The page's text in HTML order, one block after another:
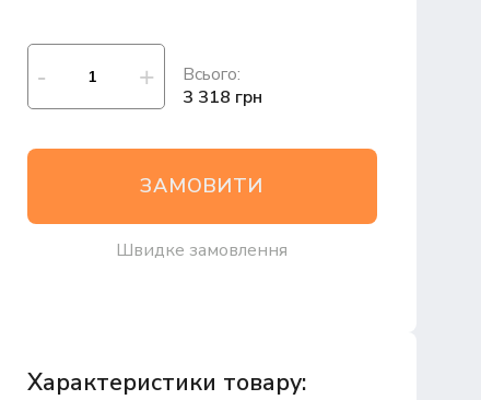
Всього:
3 318 грн
ЗАМОВИТИ
Швидке замовлення
Характеристики товару: